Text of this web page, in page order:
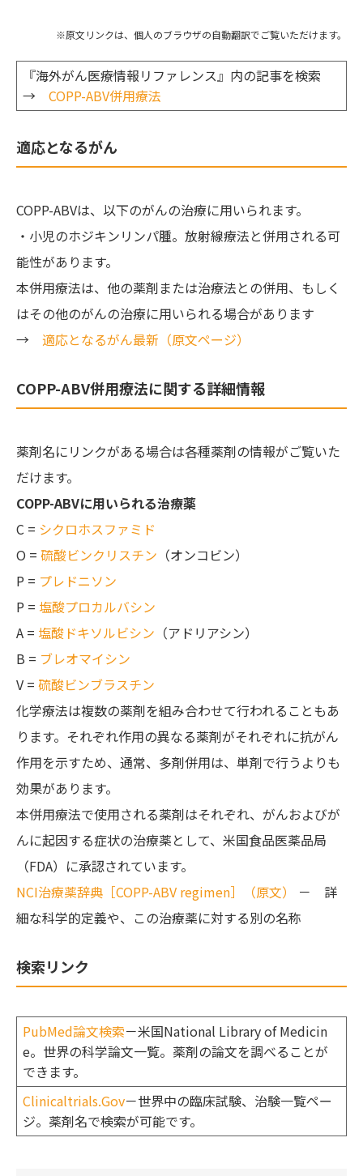
※原文リンクは、個人のブラウザの自動翻訳でご覧いただけます。
『海外がん医療情報リファレンス』内の記事を検索
→ COPP-ABV併用療法
適応となるがん
COPP-ABVは、以下のがんの治療に用いられます。
・小児のホジキンリンパ腫。放射線療法と併用される可
能性があります。
本併用療法は、他の薬剤または治療法との併用、もしく
はその他のがんの治療に用いられる場合があります
→ 適応となるがん最新（原文ページ）
COPP-ABV併用療法に関する詳細情報
薬剤名にリンクがある場合は各種薬剤の情報がご覧いた
だけます。
COPP-ABVに用いられる治療薬
C = シクロホスファミド
O = 硫酸ビンクリスチン （オンコビン）
P = プレドニソン
P = 塩酸プロカルバシン
A = 塩酸ドキソルビシン （アドリアシン）
B = ブレオマイシン
V = 硫酸ビンブラスチン
化学療法は複数の薬剤を組み合わせて行われることもあ
ります。それぞれ作用の異なる薬剤がそれぞれに抗がん
作用を示すため、通常、多剤併用は、単剤で行うよりも
効果があります。
本併用療法で使用される薬剤はそれぞれ、がんおよびが
んに起因する症状の治療薬として、米国食品医薬品局
（FDA）に承認されています。
NCI治療薬辞典［COPP-ABV regimen］（原文） － 詳
細な科学的定義や、この治療薬に対する別の名称
検索リンク
PubMed論文検索－米国National Library of Medicin
e。世界の科学論文一覧。薬剤の論文を調べることが
できます。
Clinicaltrials.Gov－世界中の臨床試験、治験一覧ペー
ジ。薬剤名で検索が可能です。